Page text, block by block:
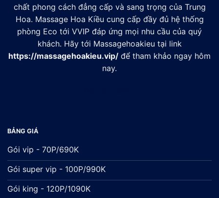
chất phong cách đẳng cấp và sang trọng của Trung
Hoa. Massage Hoa Kiều cung cấp đầy đủ hệ thống
phòng Eco tới VVIP đáp ứng mọi nhu cầu của quý
khách. Hãy tới Massagehoakieu tại link
https://massagehoakieu.vip/ để tham khảo ngay hôm
nay.
BẢNG GIÁ
Gói vip - 70P/690K
Gói super vip - 100P/990K
Gói king - 120P/1090K